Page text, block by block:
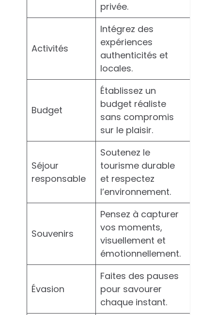
privée.
Activités
Intégrez des
expériences
authenticités et
locales.
Budget
Établissez un
budget réaliste
sans compromis
sur le plaisir.
Séjour
responsable
Soutenez le
tourisme durable
et respectez
l’environnement.
Souvenirs
Pensez à capturer
vos moments,
visuellement et
émotionnellement.
Évasion
Faites des pauses
pour savourer
chaque instant.